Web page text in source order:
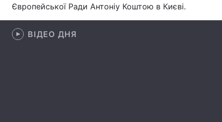
Інтерв'ю Думки
Архів
Європейської Ради Антоніу Коштою в Києві.
ВІДЕО ДНЯ